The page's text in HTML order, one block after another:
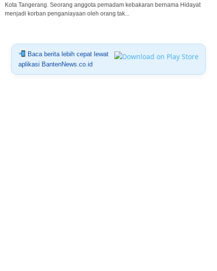
Kota Tangerang. Seorang anggota pemadam kebakaran bernama Hidayat
menjadi korban penganiayaan oleh orang tak...
Baca berita lebih cepat lewat
aplikasi BantenNews.co.id